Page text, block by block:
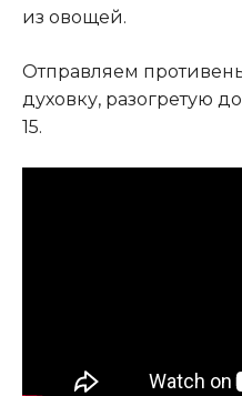
из овощей.
Отправляем
духовку, разогретую
15.